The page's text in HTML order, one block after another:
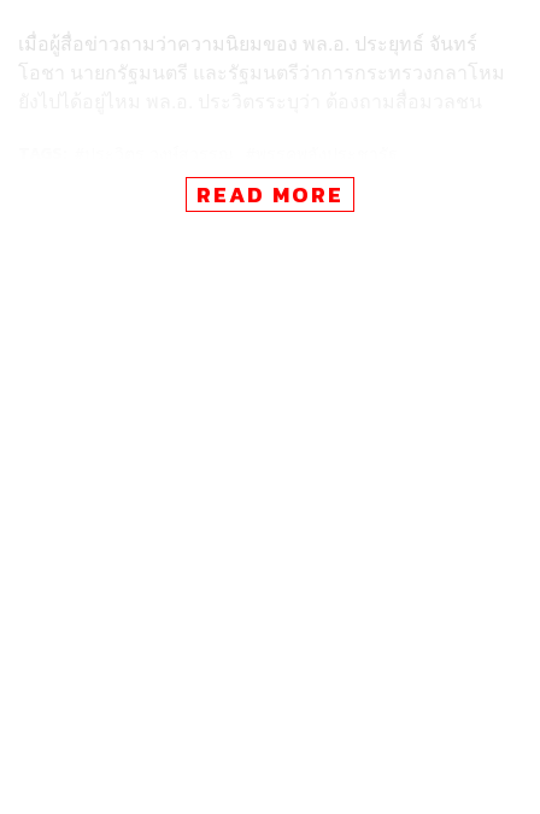
เมื่อผู้สื่อข่าวถามว่า​ความนิยมของ พล.อ. ประยุทธ์​ จันทร์​
โอชา ​นายก​รัฐมนตรี ​และรัฐมนตรี​ว่าการ​กระทรวง​กลาโหม​
เลือกตั้งผู้ว่าฯ กทม
ผู้ว่าฯ กทม.
ผู้ว่าราชการกรุงเทพมหานคร
READ MORE